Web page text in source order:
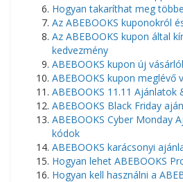
Hogyan takaríthat meg
Az ABEBOOKS kuponokról
Az ABEBOOKS kupon által
kedvezmény
ABEBOOKS kupon új
ABEBOOKS kupon meglévő
ABEBOOKS 11.11
ABEBOOKS Black Friday
ABEBOOKS Cyber Monday
kódok
ABEBOOKS karácsonyi
Hogyan lehet ABEBOOKS
Hogyan kell használni a